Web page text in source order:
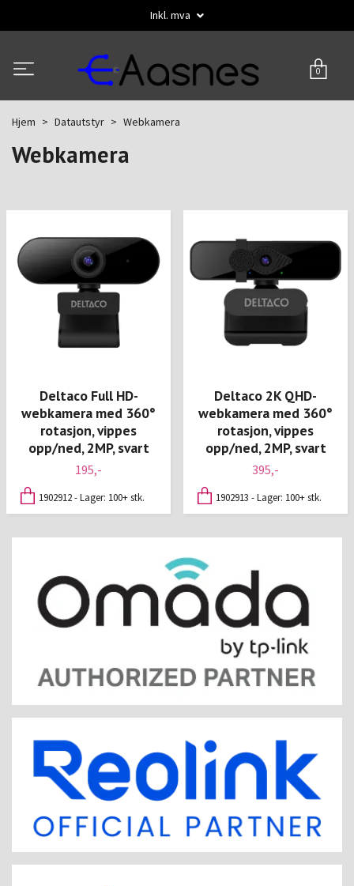
Inkl. mva
0
Hjem Datautstyr Webkamera
Webkamera
Deltaco Full HD-
webkamera med 360°
rotasjon, vippes
opp/ned, 2MP, svart
195,-
1902912 - Lager: 100+ stk.
Deltaco 2K QHD-
webkamera med 360°
rotasjon, vippes
opp/ned, 2MP, svart
395,-
1902913 - Lager: 100+ stk.